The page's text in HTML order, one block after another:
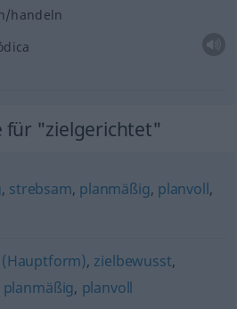
handeln
für "zielgerichtet"
, strebsam, planmäßig, planvoll,
, zielbewusst,
planmäßig, planvoll